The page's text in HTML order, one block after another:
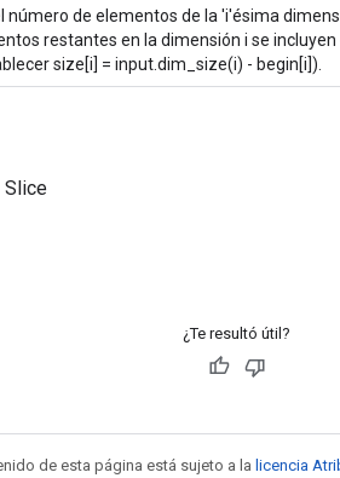
número de elementos de la 'i'ésima
restantes en la dimensión i se
size[i] = input.dim_size(i) - begin[i]).
Slice
¿Te resultó útil?
de esta página está sujeto a la licencia